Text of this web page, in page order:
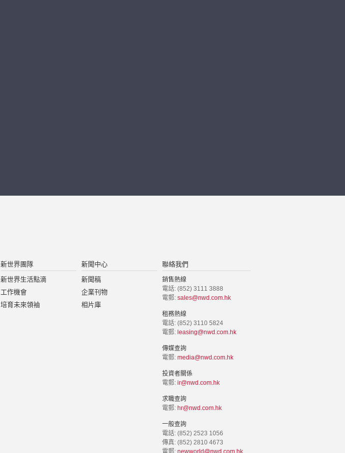
新世界團隊
新世界生活點滴
工作機會
培育未來領袖
新聞中心
新聞稿
企業刊物
相片庫
聯絡我們
銷售熱線
電話: (852) 3111 3888
電郵: sales@nwd.com.hk
租務熱線
電話: (852) 3110 5824
電郵: leasing@nwd.com.hk
傳媒查詢
電郵: media@nwd.com.hk
投資者關係
電郵: ir@nwd.com.hk
求職查詢
電郵: hr@nwd.com.hk
一般查詢
電話: (852) 2523 1056
傳真: (852) 2810 4673
電郵: newworld@nwd.com.hk